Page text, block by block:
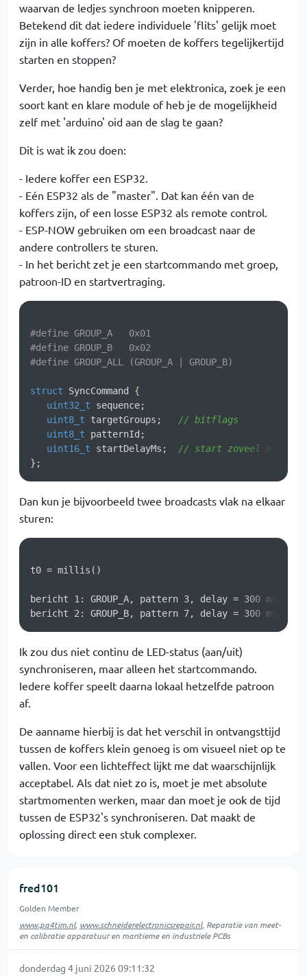
waarvan de ledjes synchroon moeten knipperen.
Betekend dit dat iedere individuele 'flits' gelijk moet
zijn in alle koffers? Of moeten de koffers tegelijkertijd
starten en stoppen?
Verder, hoe handig ben je met elektronica, zoek je een
soort kant en klare module of heb je de mogelijkheid
zelf met 'arduino' oid aan de slag te gaan?
Dit is wat ik zou doen:
- Iedere koffer een ESP32.
- Eén ESP32 als de "master". Dat kan één van de
koffers zijn, of een losse ESP32 als remote control.
- ESP-NOW gebruiken om een broadcast naar de
andere controllers te sturen.
- In het bericht zet je een startcommando met groep,
patroon-ID en startvertraging.
#define GROUP_A   0x01
#define GROUP_B   0x02
#define GROUP_ALL (GROUP_A | GROUP_B)
struct SyncCommand
{
uint32_t sequence;
uint8_t targetGroups;
// bitflags
uint8_t patternId;
uint16_t startDelayMs;
// start zoveel ms na
Dan kun je bijvoorbeeld twee broadcasts vlak na elkaar
sturen:
t0 = millis()
bericht 1: GROUP_A, pattern 3, delay = 300 ms
Ik zou dus niet continu de LED-status (aan/uit)
synchroniseren, maar alleen het startcommando.
Iedere koffer speelt daarna lokaal hetzelfde patroon
af.
De aanname hierbij is dat het verschil in ontvangsttijd
tussen de koffers klein genoeg is om visueel niet op te
vallen. Voor een lichteffect lijkt me dat waarschijnlijk
acceptabel. Als dat niet zo is, moet je met absolute
startmomenten werken, maar dan moet je ook de tijd
tussen de ESP32's synchroniseren. Dat maakt de
oplossing direct een stuk complexer.
fred101
Golden Member
www.pa4tim.nl, www.schneiderelectronicsrepair.nl, Reparatie van meet-
en calibratie apparatuur en maritieme en industriele PCBs
donderdag 4 juni 2026 09:11:32